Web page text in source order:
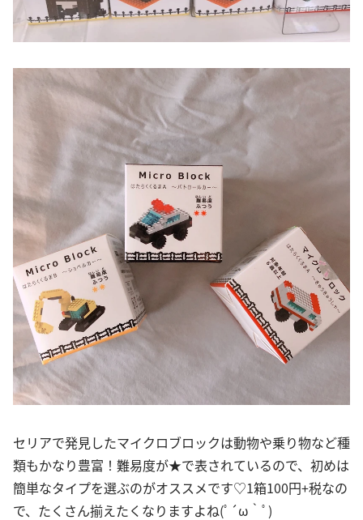
セリアで発見したマイクロブロックは動物や乗り物など種
類もかなり豊富！難易度が★で表されているので、初めは
簡単なタイプを選ぶのがオススメです♡1箱100円+税なの
で、たくさん揃えたくなりますよね(ﾟ´ω｀ﾟ)